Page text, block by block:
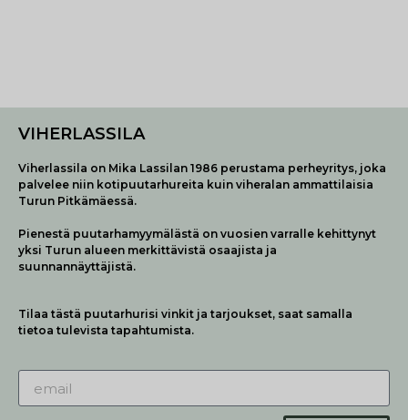
VIHERLASSILA
Viherlassila on Mika Lassilan 1986 perustama perheyritys, joka
palvelee niin kotipuutarhureita kuin viheralan ammattilaisia
Turun Pitkämäessä.
Pienestä puutarhamyymälästä on vuosien varralle kehittynyt
yksi Turun alueen merkittävistä osaajista ja
suunnannäyttäjistä.
Tilaa tästä puutarhurisi vinkit ja tarjoukset, saat samalla
tietoa tulevista tapahtumista.